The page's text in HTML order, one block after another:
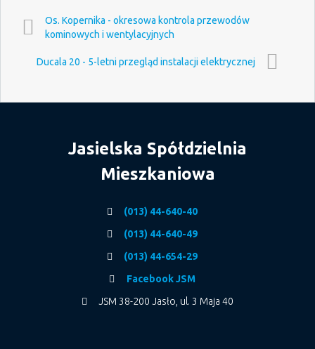
Os. Kopernika - okresowa kontrola przewodów
kominowych i wentylacyjnych
Ducala 20 - 5-letni przegląd instalacji elektrycznej
Jasielska Spółdzielnia
Mieszkaniowa
(013) 44-640-40
(013) 44-640-49
(013) 44-654-29
Facebook JSM
JSM 38-200 Jasło, ul. 3 Maja 40